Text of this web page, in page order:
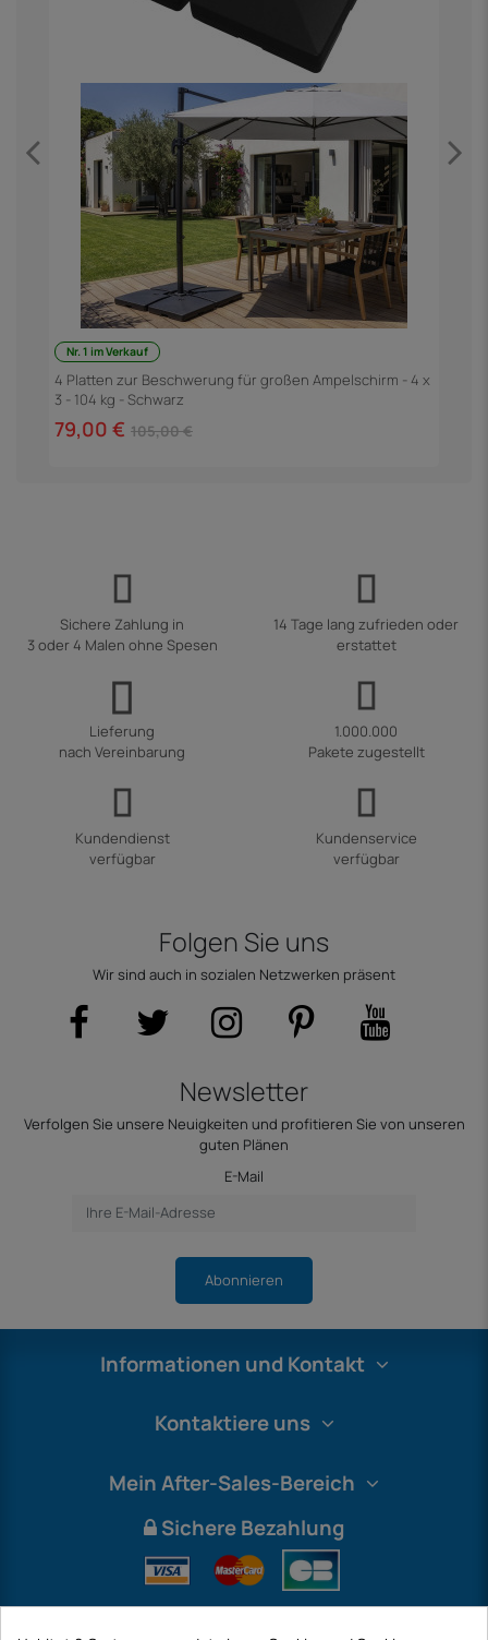
Nr. 1 im Verkauf
4 Platten zur Beschwerung für großen Ampelschirm - 4 x
3 - 104 kg - Schwarz
79,00 € 105,00 €
Sichere Zahlung in
3 oder 4 Malen ohne Spesen
14 Tage lang zufrieden oder
erstattet
Lieferung
nach Vereinbarung
1.000.000
Pakete zugestellt
Kundendienst
verfügbar
Kundenservice
verfügbar
Folgen Sie uns
Wir sind auch in sozialen Netzwerken präsent
Newsletter
Verfolgen Sie unsere Neuigkeiten und profitieren Sie von unseren
guten Plänen
E-Mail
Abonnieren
Informationen und Kontakt
Kontaktiere uns
Mein After-Sales-Bereich
Sichere Bezahlung